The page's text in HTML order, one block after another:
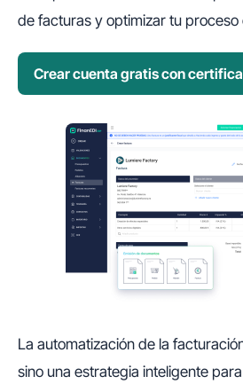
de facturas y optimizar tu proceso
Crear cuenta gratis con
La automatización de la
sino una estrategia inteligente